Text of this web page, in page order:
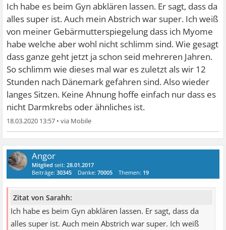
Ich habe es beim Gyn abklären lassen. Er sagt, dass da
alles super ist. Auch mein Abstrich war super. Ich weiß
von meiner Gebärmutterspiegelung dass ich Myome
habe welche aber wohl nicht schlimm sind. Wie gesagt
dass ganze geht jetzt ja schon seid mehreren Jahren.
So schlimm wie dieses mal war es zuletzt als wir 12
Stunden nach Dänemark gefahren sind. Also wieder
langes Sitzen. Keine Ahnung hoffe einfach nur dass es
nicht Darmkrebs oder ähnliches ist.
18.03.2020 13:57 •
Angor
Mitglied seit:28.01.2017
Beiträge:30345 Danke:70005 Themen: 19
Zitat von Sarahh:
Ich habe es beim Gyn abklären lassen. Er sagt, dass da
alles super ist. Auch mein Abstrich war super. Ich weiß